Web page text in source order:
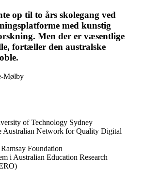
op til to års skolegang ved
med kunstig
Men der er væsentlige
fortæller den australske
Mølby
of Technology Sydney
Australian Network for Quality Digital
Foundation
i Australian Education Research